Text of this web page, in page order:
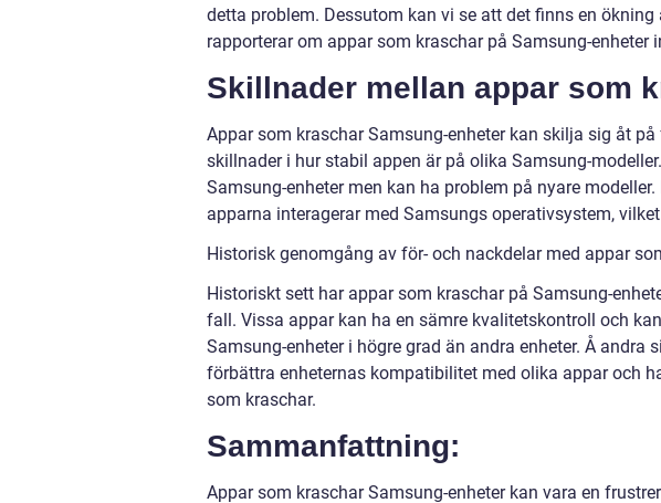
detta problem. Dessutom kan vi se att det finns en
rapporterar om appar som kraschar på Samsung-enheter
Skillnader mellan appar som
Appar som kraschar Samsung-enheter kan skilja sig åt
skillnader i hur stabil appen är på olika Samsung-
Samsung-enheter men kan ha problem på nyare
apparna interagerar med Samsungs operativsystem,
Historisk genomgång av för- och nackdelar med appar
Historiskt sett har appar som kraschar på Samsung-
fall. Vissa appar kan ha en sämre kvalitetskontroll och
Samsung-enheter i högre grad än andra enheter. Å
förbättra enheternas kompatibilitet med olika appar och
som kraschar.
Sammanfattning:
Appar som kraschar Samsung-enheter kan vara en